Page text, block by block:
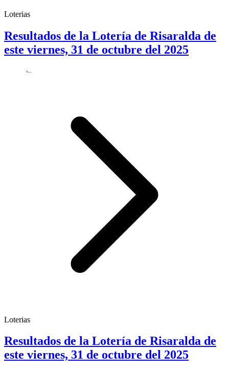
Loterias
Resultados de la Lotería de Risaralda de
este viernes, 31 de octubre del 2025
Loterias
Resultados de la Lotería de Risaralda de
este viernes, 31 de octubre del 2025